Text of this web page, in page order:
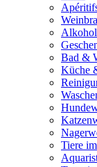
Bad &
Küche
Tiere